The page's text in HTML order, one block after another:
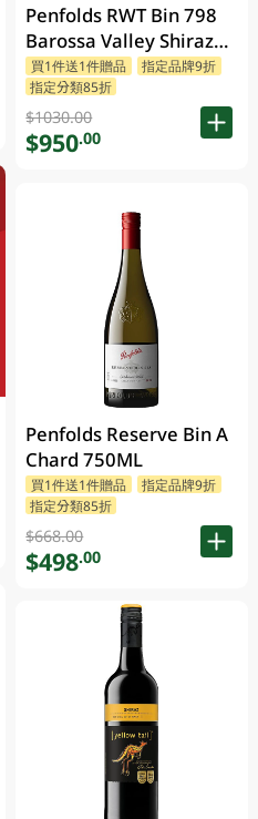
Penfolds RWT Bin 798
Barossa Valley Shiraz
750ML
買1件送1件贈品
指定品牌9折
指定分類85折
$1030.00
$950.00
Penfolds Reserve Bin A
Chard 750ML
買1件送1件贈品
指定品牌9折
指定分類85折
$668.00
$498.00